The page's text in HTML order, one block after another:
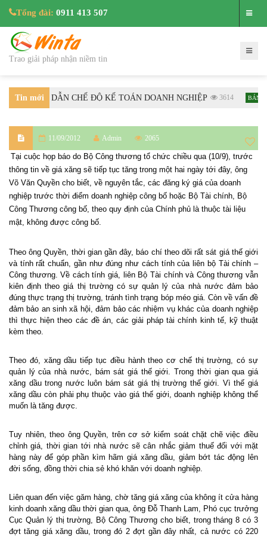
Tổng đài: 0911 413 507
Trao giải pháp nhận niềm tin
Tin mới
HƯỚNG DẪN CHẾ ĐỘ KẾ TOÁN DOANH NGHIỆP 3614 BÁN
11/09/2012 Admin 2065
Tại cuộc họp báo do Bộ Công thương tổ chức chiều qua (10/9), trước
thông tin về giá xăng sẽ tiếp tục tăng trong một hai ngày tới đây, ông
Võ Văn Quyền cho biết, về nguyên tắc, các đăng ký giá của doanh
nghiệp trước thời điểm doanh nghiệp công bố hoặc Bộ Tài chính, Bộ
Công Thương công bố, theo quy định của Chính phủ là thuộc tài liệu
mật, không được công bố.
Theo ông Quyền, thời gian gần đây, báo chí theo dõi rất sát giá thế giới
và tính rất chuẩn, gần như đúng như cách tính của liên bộ Tài chính –
Công thương. Về cách tính giá, liên Bộ Tài chính và Công thương vẫn
kiên định theo giá thị trường có sự quản lý của nhà nước đảm bảo
đúng thực trạng thị trường, tránh tình trạng bóp méo giá. Còn về vấn đề
đảm bảo an sinh xã hội, đảm bảo các nhiệm vụ khác của doanh nghiệp
thì thực hiện theo các đề án, các giải pháp tài chính kinh tế, kỹ thuật
kèm theo.
Theo đó, xăng dầu tiếp tục điều hành theo cơ chế thị trường, có sự
quản lý của nhà nước, bám sát giá thế giới. Trong thời gian qua giá
xăng dầu trong nước luôn bám sát giá thị trường thế giới. Vì thế giá
xăng dầu còn phải phụ thuộc vào giá thế giới, doanh nghiệp không thể
muốn là tăng được.
Tuy nhiên, theo ông Quyền, trên cơ sở kiểm soát chặt chẽ việc điều
chỉnh giá, thời gian tới nhà nước sẽ cân nhắc giảm thuế đối với mặt
hàng này để góp phần kìm hãm giá xăng dầu, giảm bớt tác động lên
đời sống, đồng thời chia sẻ khó khăn với doanh nghiệp.
Liên quan đến việc găm hàng, chờ tăng giá xăng của không ít cửa hàng
kinh doanh xăng dầu thời gian qua, ông Đỗ Thanh Lam, Phó cục trưởng
Cục Quản lý thị trường, Bộ Công Thương cho biết, trong tháng 8 có 3
đợt tăng giá xăng dầu, trong đó 2 đợt gần đây nhất, cả nước có 220